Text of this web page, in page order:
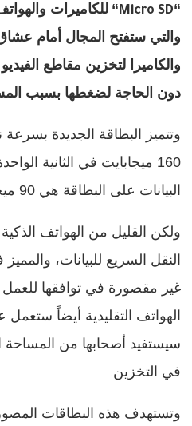
“
Micro SD
“
والتي ستفتح المجال أمام عشاق
والكاميرا لتخزين مقاطع
دون الحاجة لضغطها بسبب
وتتميز البطاقة الجديدة بسرعة
160 ميجابايت في الثانية
البيانات على البطاقة هي 90 ميجابايت في الثانية الواحدة
ولكن القليل من الهواتف
النقل السريع للبيانات،
غير مقصورة في توافقها للعمل
الهواتف التقليدية أيضاً
سيستفيد أصحابها من المساحة
في التخزين.
وتستهدف هذه البطاقات